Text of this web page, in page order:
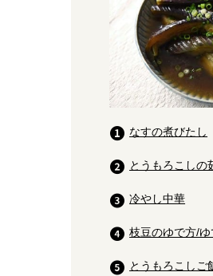
なすの煮びたし
とうもろこしの
冷やし中華
枝豆のゆで方/ゆ
とうもろこしご